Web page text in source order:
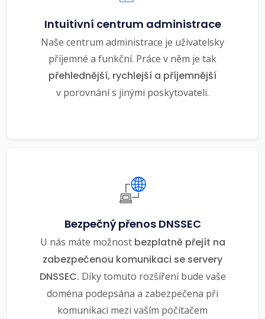
Intuitivní centrum administrace
Naše centrum administrace je uživatelsky
příjemné a funkční. Práce v něm je tak
přehlednější, rychlejší a příjemnější
v porovnání s jinými poskytovateli.
Bezpečný přenos DNSSEC
U nás máte možnost bezplatně přejít na
zabezpečenou komunikaci se servery
DNSSEC. Díky tomuto rozšíření bude vaše
doména podepsána a zabezpečena při
komunikaci mezi vaším počítačem